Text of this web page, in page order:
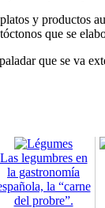
y productos
que se
que se va
Las legumbres en
la gastronomía
la “carne
del probre”.